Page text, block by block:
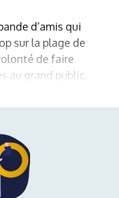
d’amis qui
sur la plage de
de faire
au grand public.